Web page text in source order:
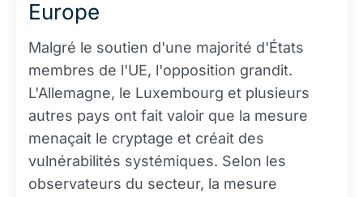
Europe
Malgré le soutien d'une majorité d'États
membres de l'UE, l'opposition grandit.
L'Allemagne, le Luxembourg et plusieurs
autres pays ont fait valoir que la mesure
menaçait le cryptage et créait des
vulnérabilités systémiques. Selon les
observateurs du secteur, la mesure